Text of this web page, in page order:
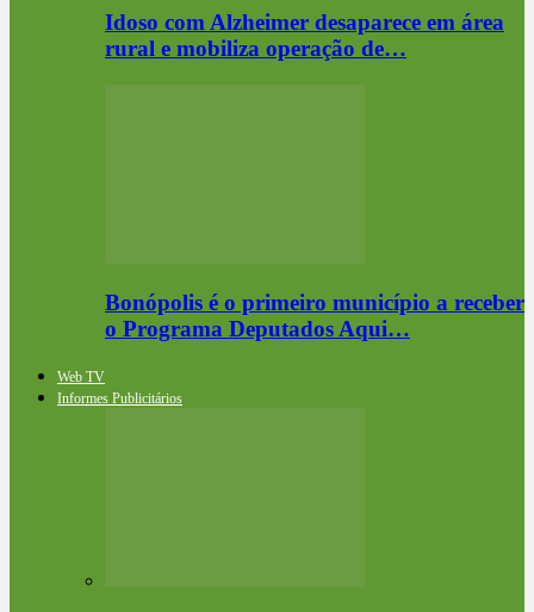
Idoso com Alzheimer desaparece em área
rural e mobiliza operação de…
Bonópolis é o primeiro município a receber
o Programa Deputados Aqui…
Web TV
Informes Publicitários